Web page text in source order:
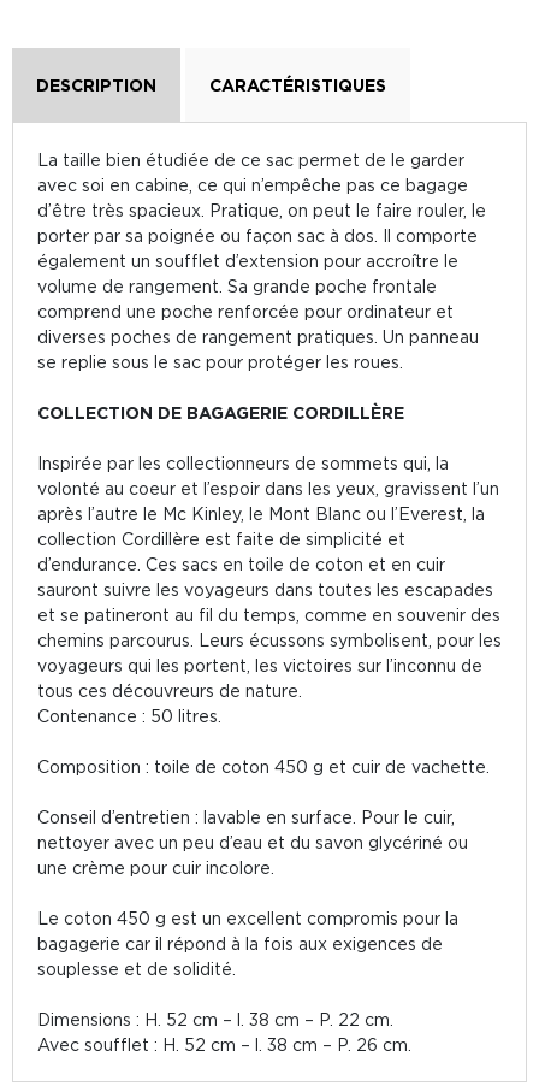
DESCRIPTION CARACTÉRISTIQUES
La taille bien étudiée de ce sac permet de le garder
avec soi en cabine, ce qui n’empêche pas ce bagage
d’être très spacieux. Pratique, on peut le faire rouler, le
porter par sa poignée ou façon sac à dos. Il comporte
également un soufflet d’extension pour accroître le
volume de rangement. Sa grande poche frontale
comprend une poche renforcée pour ordinateur et
diverses poches de rangement pratiques. Un panneau
se replie sous le sac pour protéger les roues.
COLLECTION DE BAGAGERIE CORDILLÈRE
Inspirée par les collectionneurs de sommets qui, la
volonté au coeur et l’espoir dans les yeux, gravissent l’un
après l’autre le Mc Kinley, le Mont Blanc ou l’Everest, la
collection Cordillère est faite de simplicité et
d’endurance. Ces sacs en toile de coton et en cuir
sauront suivre les voyageurs dans toutes les escapades
et se patineront au fil du temps, comme en souvenir des
chemins parcourus. Leurs écussons symbolisent, pour les
voyageurs qui les portent, les victoires sur l’inconnu de
tous ces découvreurs de nature.
Contenance : 50 litres.
Composition : toile de coton 450 g et cuir de vachette.
Conseil d’entretien : lavable en surface. Pour le cuir,
nettoyer avec un peu d’eau et du savon glycériné ou
une crème pour cuir incolore.
Le coton 450 g est un excellent compromis pour la
bagagerie car il répond à la fois aux exigences de
souplesse et de solidité.
Dimensions : H. 52 cm – l. 38 cm – P. 22 cm.
Avec soufflet : H. 52 cm – l. 38 cm – P. 26 cm.